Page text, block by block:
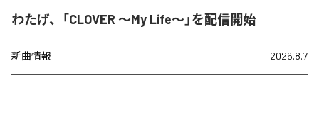
わたげ、「CLOVER ～My Life～」を配信開始
新曲情報 2026.8.7